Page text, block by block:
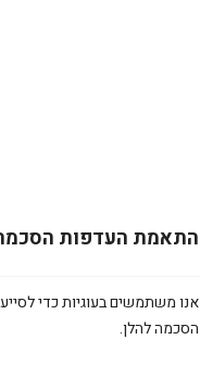
התאמת העדפות
אנו משתמשים בעוגיות כדי
הסכמה להלן.